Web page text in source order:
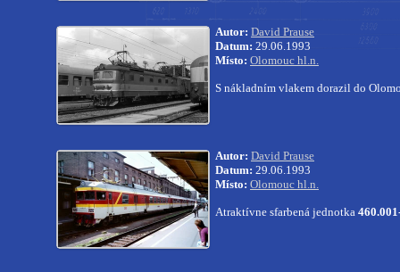
Autor: David Prause
Datum: 29.06.1993
Místo: Olomouc hl.n.
S nákladním vlakem dorazil do
Autor: David Prause
Datum: 29.06.1993
Místo: Olomouc hl.n.
Atraktívne sfarbená jednotka